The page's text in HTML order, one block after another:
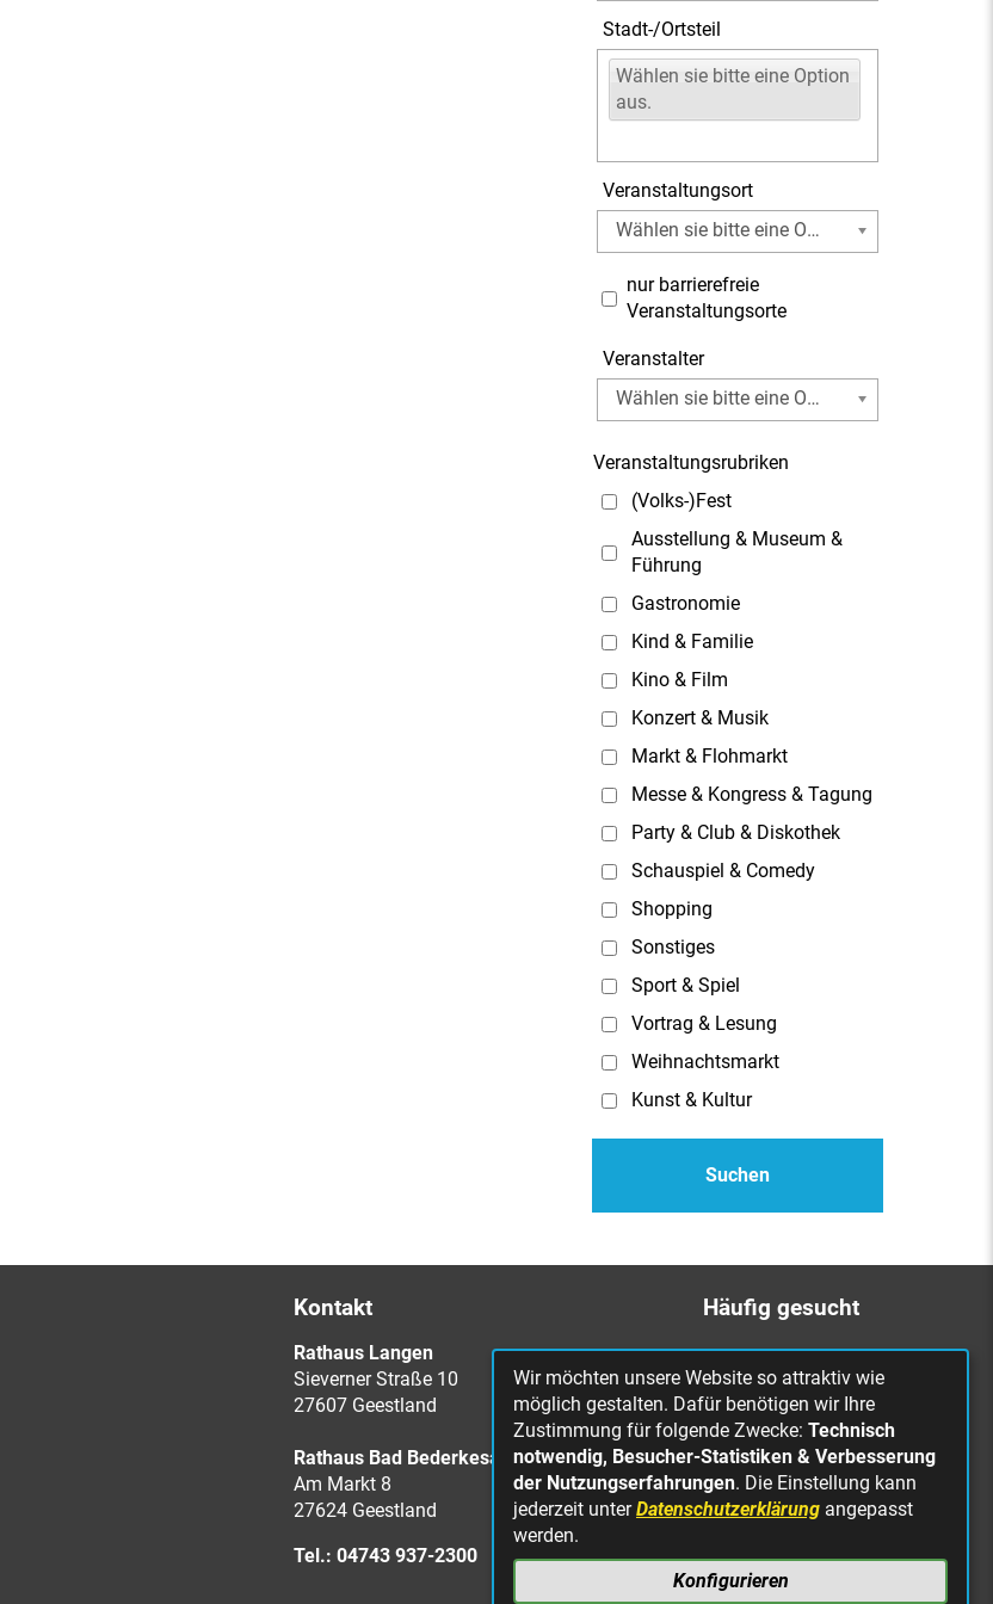
Stadt-/Ortsteil
Wählen sie bitte eine Option
aus.
Veranstaltungsort
Wählen sie bitte eine Option aus.
Veranstalter
Wählen sie bitte eine Option aus.
nur barrierefreie
Veranstaltungsorte
Veranstaltungsrubriken
(Volks-)Fest
Ausstellung & Museum &
Führung
Gastronomie
Kind & Familie
Kino & Film
Konzert & Musik
Markt & Flohmarkt
Messe & Kongress & Tagung
Party & Club & Diskothek
Schauspiel & Comedy
Shopping
Sonstiges
Sport & Spiel
Vortrag & Lesung
Weihnachtsmarkt
Kunst & Kultur
Kontakt
Rathaus Langen
Sieverner Straße 10
27607 Geestland
Rathaus Bad Bederkesa
Am Markt 8
27624 Geestland
Tel.: 04743 937-2300
Häufig gesucht
Bürgerbüro
Online Rathaus
Was erledige ich wo?
Stellenangebote
Mängelmeldung
defekt
Wir möchten unsere Website so attraktiv wie
möglich gestalten. Dafür benötigen wir Ihre
Zustimmung für folgende Zwecke: Technisch
notwendig, Besucher-Statistiken & Verbesserung
der Nutzungserfahrungen. Die Einstellung kann
jederzeit unterDatenschutzerklärung angepasst
werden.
Konfigurieren